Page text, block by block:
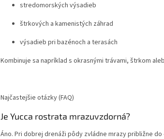
stredomorských výsadieb
štrkových a kamenistých záhrad
výsadieb pri bazénoch a terasách
Kombinuje sa napríklad s okrasnými trávami, štrkom
Najčastejšie otázky (FAQ)
Je Yucca rostrata mrazuvzdorná?
Áno. Pri dobrej drenáži pôdy zvládne mrazy približne do